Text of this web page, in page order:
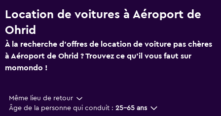
Location de voitures à Aéroport de
Ohrid
À la recherche d'offres de location de voiture pas chères
à Aéroport de Ohrid ? Trouvez ce qu'il vous faut sur
momondo !
Même lieu de retour
Âge de la personne qui conduit : 25-65 ans